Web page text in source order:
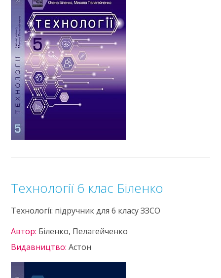
Технології 6 клас Біленко
Технології: підручник для 6 класу ЗЗСО
Автор: Біленко, Пелагейченко
Видавництво:Астон